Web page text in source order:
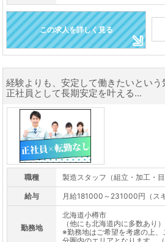
この求人を詳しく見る
経験よりも、安定して働きたいとい
正社員として長期安定を叶える...
職種 製造スタッフ（組立・加工・
給与 月給181000～231000円（ス
勤務地
北海道小樽市
（他にも北海道内に多数あり）
※勤務地はご希望を考慮の上